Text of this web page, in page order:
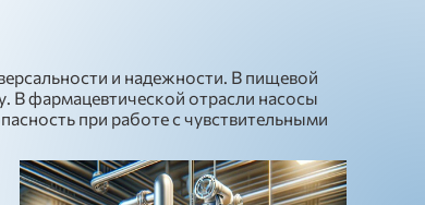
и надежности. В пищевой
В фармацевтической отрасли насосы
при работе с чувствительными